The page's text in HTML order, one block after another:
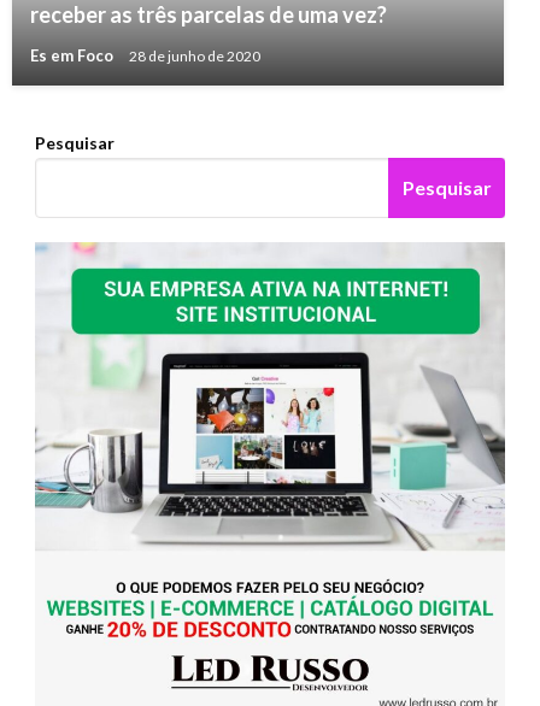
receber as três parcelas de uma vez?
Es em Foco 28 de junho de 2020
Pesquisar
Pesquisar